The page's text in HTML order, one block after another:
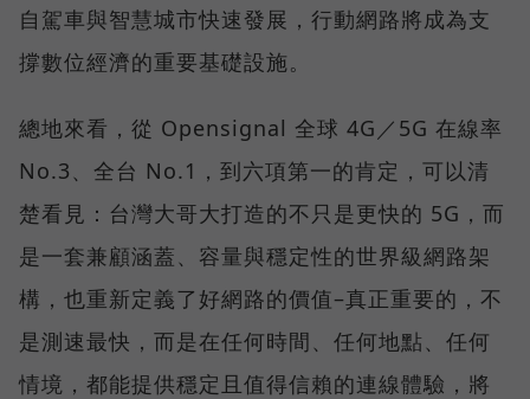
自駕車與智慧城市快速發展，行動網路將成為支
撐數位經濟的重要基礎設施。
總地來看，從 Opensignal 全球 4G／5G 在線率
No.3、全台 No.1，到六項第一的肯定，可以清
楚看見：台灣大哥大打造的不只是更快的 5G，而
是一套兼顧涵蓋、容量與穩定性的世界級網路架
構，也重新定義了好網路的價值–真正重要的，不
是測速最快，而是在任何時間、任何地點、任何
情境，都能提供穩定且值得信賴的連線體驗，將